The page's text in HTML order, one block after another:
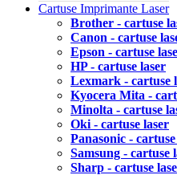
Cartuse Imprimante Laser
Brother - cartuse
Canon - cartuse
Epson - cartuse
HP - cartuse laser
Lexmark - cartuse
Kyocera Mita -
Minolta - cartuse
Oki - cartuse laser
Panasonic -
Samsung - cartuse
Sharp - cartuse